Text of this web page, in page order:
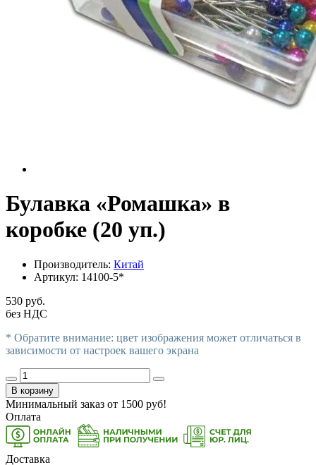
Булавка «Ромашка» в
коробке (20 уп.)
Производитель: Китай
Артикул: 14100-5*
530 руб.
без НДС
* Обратите внимание: цвет изображения может отличаться в
зависимости от настроек вашего экрана
В корзину
Минимальный заказ от 1500 руб!
Оплата
Доставка